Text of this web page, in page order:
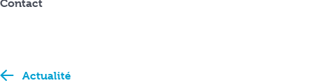
c
e
Contact
Actualité